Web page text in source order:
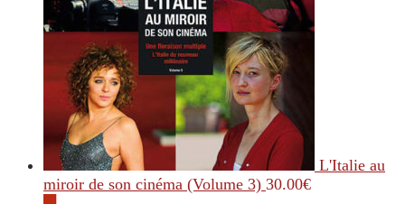
L'Italie au
miroir de son cinéma (Volume 3) 30.00€